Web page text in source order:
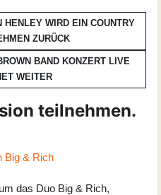
WIRD EIN COUNTRY
ZURÜCK
BAND KONZERT LIVE
WEITER
teilnehmen.
Big & Rich
das Duo Big & Rich,